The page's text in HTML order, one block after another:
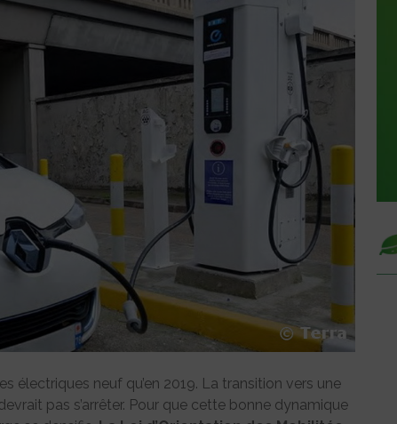
électriques neuf qu’en 2019. La transition vers une
pas s’arrêter. Pour que cette bonne dynamique